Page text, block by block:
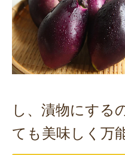
し、漬物にする
ても美味しく万